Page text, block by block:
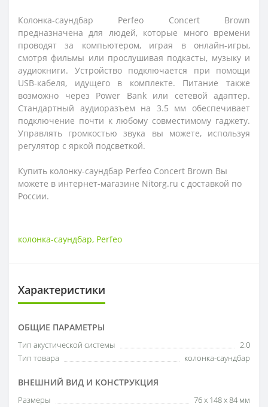
Колонка-саундбар Perfeo Concert Brown
предназначена для людей, которые много времени
проводят за компьютером, играя в онлайн-игры,
смотря фильмы или прослушивая подкасты, музыку и
аудиокниги. Устройство подключается при помощи
USB-кабеля, идущего в комплекте. Питание также
возможно через Power Bank или сетевой адаптер.
Стандартный аудиоразъем на 3.5 мм обеспечивает
подключение почти к любому совместимому гаджету.
Управлять громкостью звука вы можете, используя
регулятор с яркой подсветкой.
Купить колонку-саундбар Perfeo Concert Brown Вы
можете в интернет-магазине Nitorg.ru с доставкой по
России.
колонка-саундбар, Perfeo
Характеристики
ОБЩИЕ ПАРАМЕТРЫ
Тип акустической системы
2.0
Тип товара
колонка-саундбар
ВНЕШНИЙ ВИД И КОНСТРУКЦИЯ
Размеры
76 х 148 х 84 мм